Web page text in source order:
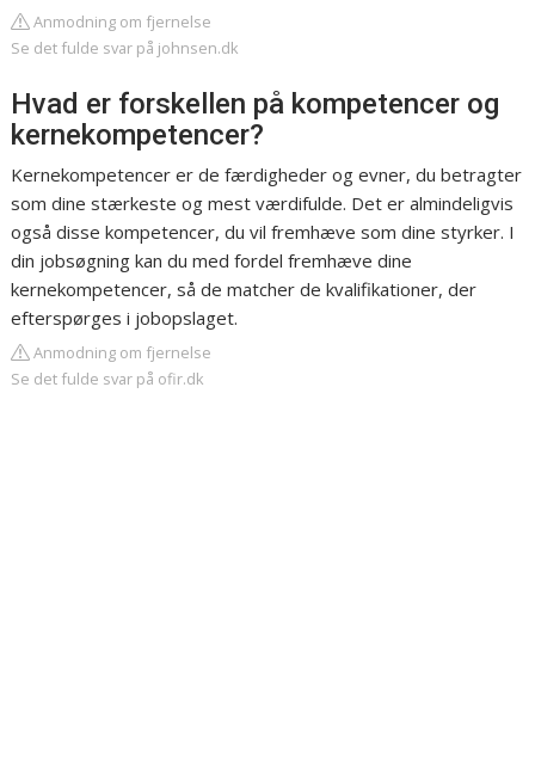
Anmodning om fjernelse
Se det fulde svar på johnsen.dk
Hvad er forskellen på kompetencer og
kernekompetencer?
Kernekompetencer er de færdigheder og evner, du betragter
som dine stærkeste og mest værdifulde. Det er almindeligvis
også disse kompetencer, du vil fremhæve som dine styrker. I
din jobsøgning kan du med fordel fremhæve dine
kernekompetencer, så de matcher de kvalifikationer, der
efterspørges i jobopslaget.
Anmodning om fjernelse
Se det fulde svar på ofir.dk